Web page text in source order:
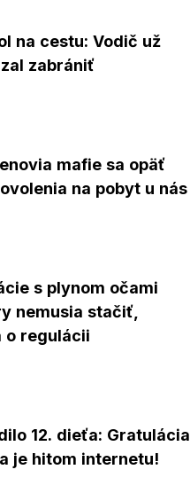
na cestu: Vodič už
zabrániť
mafie sa opäť
na pobyt u nás
s plynom očami
nemusia stačiť,
o regulácii
12. dieťa: Gratulácia
je hitom internetu!